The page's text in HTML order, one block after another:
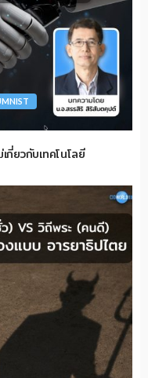
กี่ยวกับเทคโนโลยี